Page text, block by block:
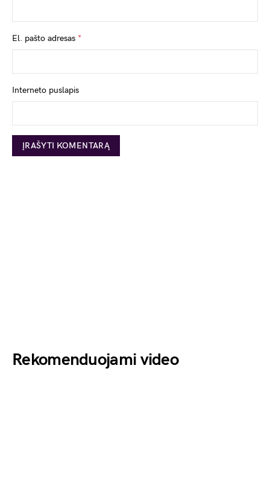
El. pašto adresas *
Interneto puslapis
Rekomenduojami video